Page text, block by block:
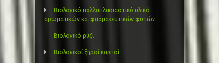
Βιολογικό πολλαπλασιαστικό υλικό
αρωματικών και φαρμακευτικών φυτών
Βιολογικό ρύζι
Βιολογικοί ξηροί καρποί